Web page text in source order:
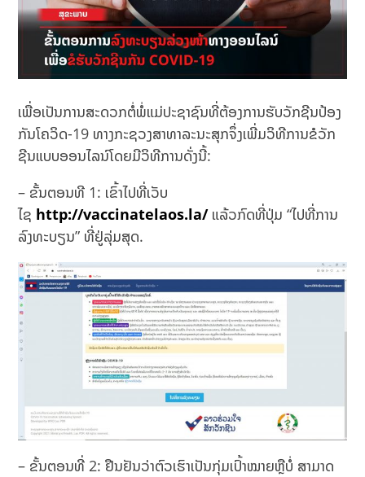
ເພື່ອເປັນການສະດວກຕໍ່ພໍ່ແມ່ປະຊາຊົນທີ່ຕ້ອງການຮັບວັກຊີນປ້ອງ
ກັນໂຄວິດ-19 ທາງກະຊວງສາທາລະນະສຸກຈຶ່ງເພີ່ມວິທີການຂໍວັກ
ຊີນແບບອອນໄລນ໌ໂດຍມີວິທີການດັ່ງນີ້:
– ຂັ້ນຕອນທີ 1: ເຂົ້າໄປທີ່ເວັບ
ໄຊ http://vaccinatelaos.la/ແລ້ວກົດທີ່ປຸ່ມ “ໄປທີ່ການ
ລົງທະບຽນ” ທີ່ຢູ່ລຸ່ມສຸດ.
– ຂັ້ນຕອນທີ່ 2: ຢືນຢັນວ່າຕົວເຮົາເປັນກຸ່ມເປົ້າໝາຍຫຼືບໍ່ ສາມາດ